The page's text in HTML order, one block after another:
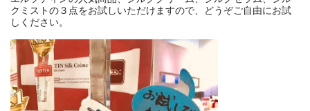
クミストの３点をお試しいただけますので、どうぞご自由にお試
しください。